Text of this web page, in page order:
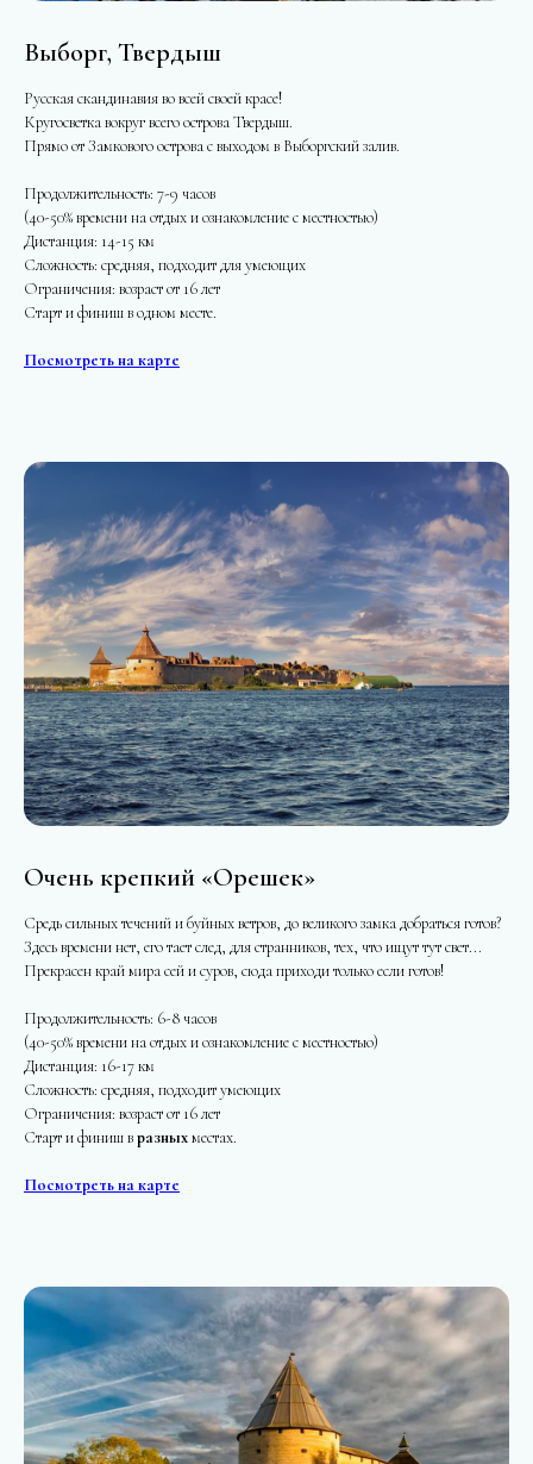
Выборг, Твердыш
Русская скандинавия во всей своей красе!
Кругосветка вокруг всего острова Твердыш.
Прямо от Замкового острова с выходом в Выборгский залив.
Продолжительность: 7-9 часов
(40-50% времени на отдых и ознакомление с местностью)
Дистанция: 14-15 км
Сложность: средняя, подходит для умеющих
Ограничения: возраст от 16 лет
Старт и финиш в одном месте.
Посмотреть на карте
Очень крепкий «Орешек»
Средь сильных течений и буйных ветров, до великого замка добраться готов?
Здесь времени нет, его тает след, для странников, тех, что ищут тут свет...
Прекрасен край мира сей и суров, сюда приходи только если готов!
Продолжительность: 6-8 часов
(40-50% времени на отдых и ознакомление с местностью)
Дистанция: 16-17 км
Сложность: средняя, подходит умеющих
Ограничения: возраст от 16 лет
Старт и финиш вразныхместах.
Посмотреть на карте